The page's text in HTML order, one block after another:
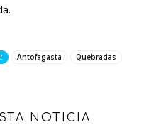
Antofagasta Quebradas
NOTICIA